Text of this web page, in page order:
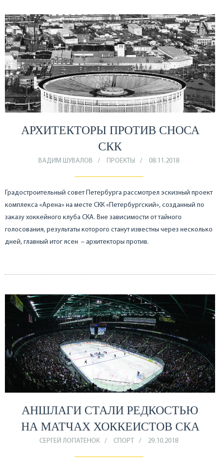
АРХИТЕКТОРЫ ПРОТИВ СНОСА
СКК
ВАДИМ ШУВАЛОВ ПРОЕКТЫ 08.11.2018
Градостроительный совет Петербурга рассмотрел эскизный проект
комплекса «Арена» на месте СКК «Петербургский», созданный по
заказу хоккейного клуба СКА. Вне зависимости от тайного
голосования, результаты которого станут известны через несколько
дней, главный итог ясен – архитекторы против.
АНШЛАГИ СТАЛИ РЕДКОСТЬЮ
НА МАТЧАХ ХОККЕИСТОВ СКА
СЕРГЕЙ ЛОПАТЕНОК СПОРТ 29.10.2018